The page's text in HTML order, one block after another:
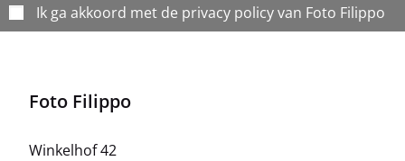
Ik ga akkoord met de privacy policy van Foto Filippo
Foto Filippo
Winkelhof 42